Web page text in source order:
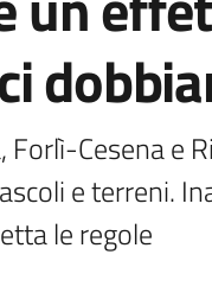
Forlì-Cesena e
e terreni.
le regole